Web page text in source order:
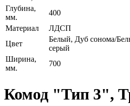
Глубина,
мм.
400
Материал
ЛДСП
Цвет
Белый, Дуб сонома/
серый
Ширина,
мм.
700
Комод "Тип 3",